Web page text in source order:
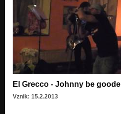
El Grecco - Johnny be goode
Vznik: 15.2.2013